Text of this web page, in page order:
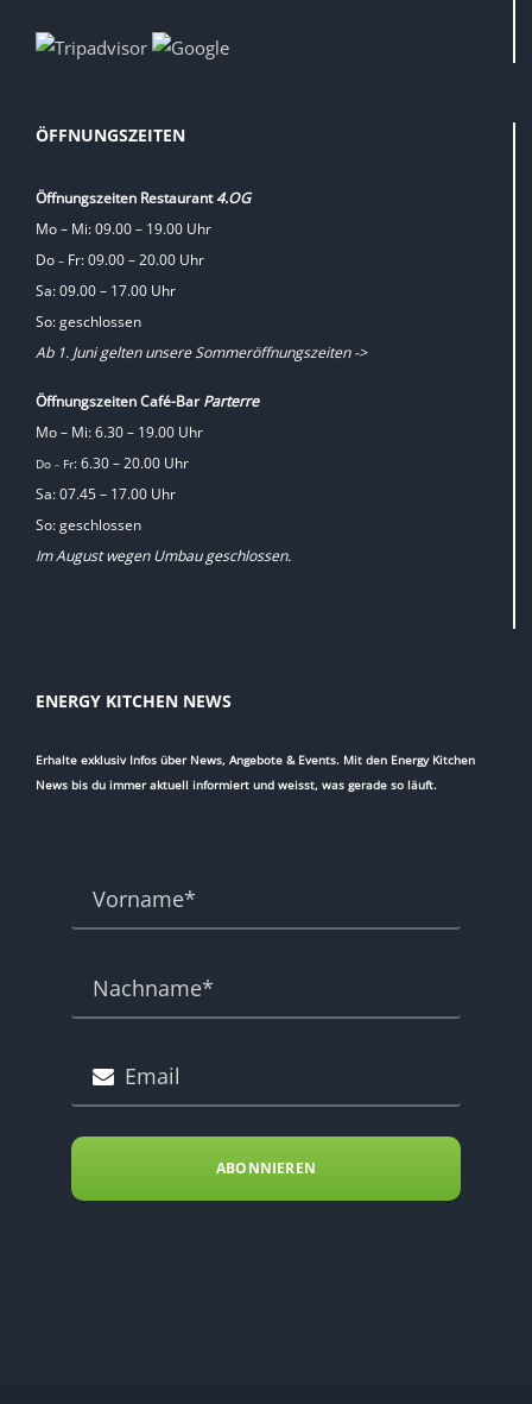
ÖFFNUNGSZEITEN
Öffnungszeiten Restaurant4.OG
Mo – Mi: 09.00 – 19.00 Uhr
Do – Fr: 09.00 – 20.00 Uhr
Sa: 09.00 – 17.00 Uhr
So: geschlossen
Ab 1. Juni gelten unsere Sommeröffnungszeiten ->
Öffnungszeiten Café-BarParterre
Mo – Mi: 6.30 – 19.00 Uhr
Do – Fr: 6.30 – 20.00 Uhr
Sa: 07.45 – 17.00 Uhr
So: geschlossen
Im August wegen Umbau geschlossen.
ENERGY KITCHEN NEWS
Erhalte exklusiv Infos über News, Angebote & Events. Mit den Energy Kitchen
News bis du immer aktuell informiert und weisst, was gerade so läuft.
ABONNIEREN